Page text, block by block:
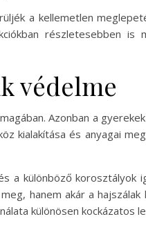
a kellemetlen
részletesebben is
védelme
Azonban a
kialakítása és anyagai
a különböző korosztályok
hanem akár a
különösen kockázatos